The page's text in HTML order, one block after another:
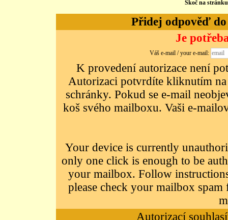
Skoč na
Přidej odpověď
Je
Váš e-mail / your e-mail:
K provedení autorizace není
Autorizaci potvrdíte kliknutím na
schránky. Pokud se e-mail
koš svého mailboxu. Vaši e-
Your device is currently
only one click is enough to be
your mailbox. Follow
please check your mailbox
Autorizací